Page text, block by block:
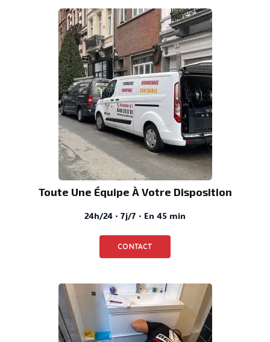
Toute Une Équipe À Votre Disposition
24h/24 · 7j/7 · En 45 min
CONTACT